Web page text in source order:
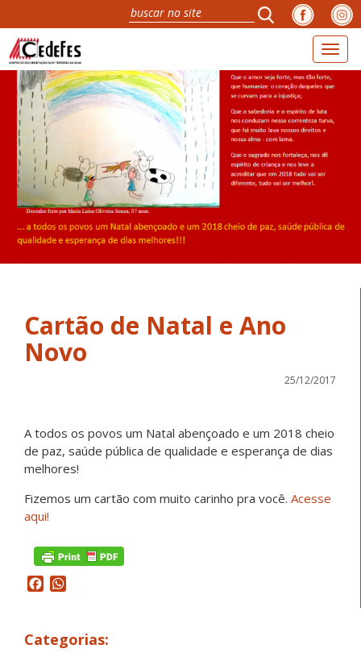
Cartão de Natal e Ano
Novo
25/12/2017
A todos os povos um Natal abençoado e um 2018 cheio
de paz, saúde pública de qualidade e esperança de dias
melhores!
Fizemos um cartão com muito carinho pra você. Acesse
aqui!
Facebook
Categorias: